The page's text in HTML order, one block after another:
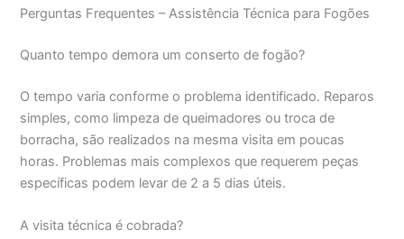
Perguntas Frequentes – Assistência Técnica para Fogões
Quanto tempo demora um conserto de fogão?
O tempo varia conforme o problema identificado. Reparos
simples, como limpeza de queimadores ou troca de
borracha, são realizados na mesma visita em poucas
horas. Problemas mais complexos que requerem peças
específicas podem levar de 2 a 5 dias úteis.
A visita técnica é cobrada?